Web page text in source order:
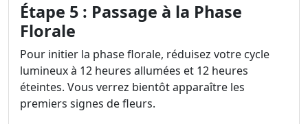
Étape 5 : Passage à la Phase
Florale
Pour initier la phase florale, réduisez votre cycle
lumineux à 12 heures allumées et 12 heures
éteintes. Vous verrez bientôt apparaître les
premiers signes de fleurs.